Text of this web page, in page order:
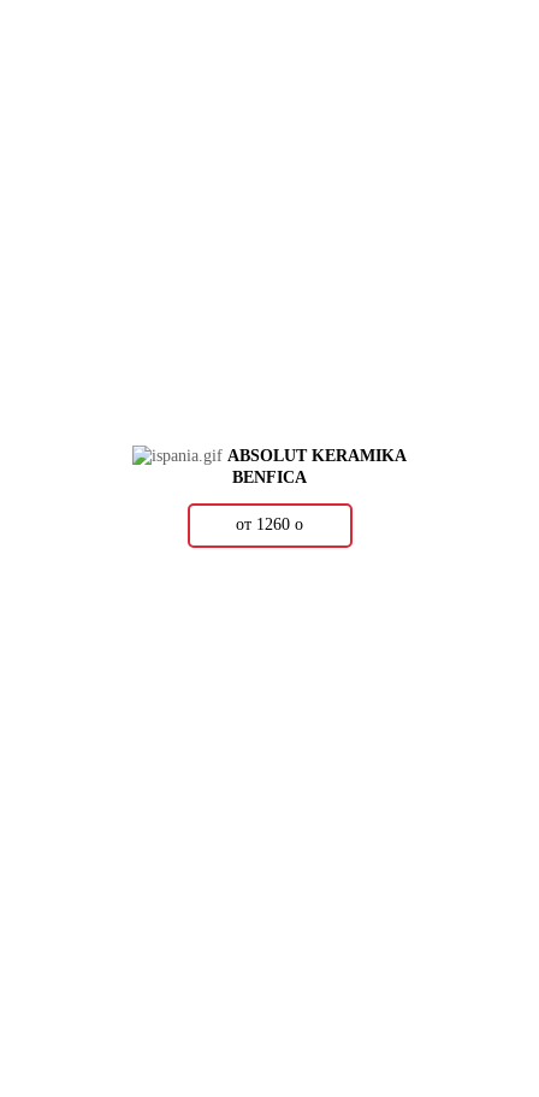
ABSOLUT KERAMIKA
BENFICA
от 1260 о